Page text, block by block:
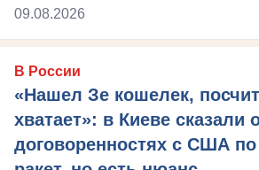
09.08.2026
В России
«Нашел Зе кошелек,
хватает»: в Киеве сказали
договоренностях с США по